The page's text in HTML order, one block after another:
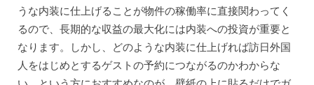
うな内装に仕上げることが物件の稼働率に直接関わってく
るので、長期的な収益の最大化には内装への投資が重要と
なります。しかし、どのような内装に仕上げれば訪日外国
人をはじめとするゲストの予約につながるのかわからな